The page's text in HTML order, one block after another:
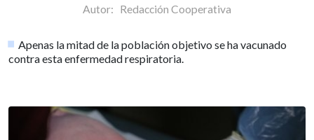
Autor: Redacción Cooperativa
Apenas la mitad de la población objetivo se ha vacunado
contra esta enfermedad respiratoria.